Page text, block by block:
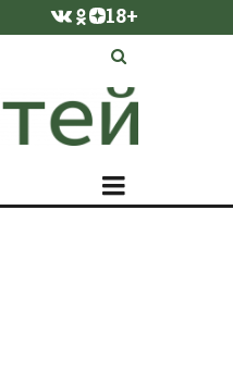
18+